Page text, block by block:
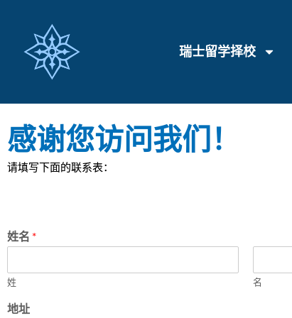
瑞士留学择校
感谢您访问我们！
请填写下面的联系表：
姓名 *
姓 名
地址